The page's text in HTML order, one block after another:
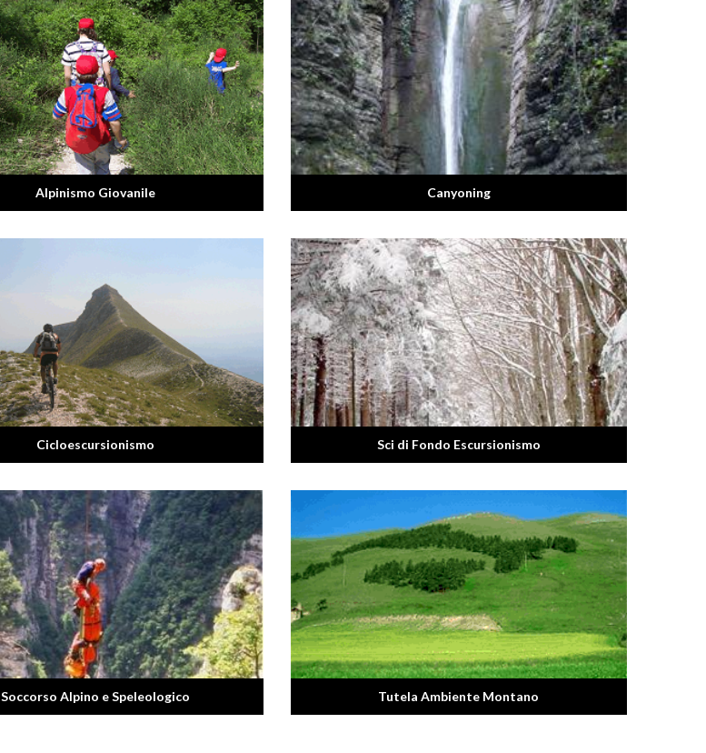
Alpinismo Giovanile Canyoning
Cicloescursionismo Sci di Fondo Escursionismo
Soccorso Alpino e Speleologico Tutela Ambiente Montano